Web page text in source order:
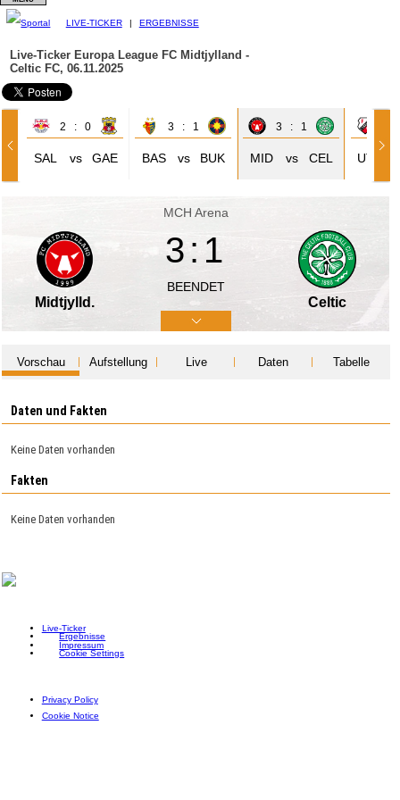
LIVE-TICKER | ERGEBNISSE
Live-Ticker Europa League FC Midtjylland -
Celtic FC, 06.11.2025
2 : 0
SAL vs GAE
3 : 1
BAS vs BUK
3 : 1
MID vs CEL UTR
MCH Arena
Midtjylld.
3:1
BEENDET
Celtic
Vorschau Aufstellung Live Daten Tabelle
Daten und Fakten
Keine Daten vorhanden
Fakten
Keine Daten vorhanden
Live-Ticker
Ergebnisse
Impressum
Cookie Settings
Privacy Policy
Cookie Notice